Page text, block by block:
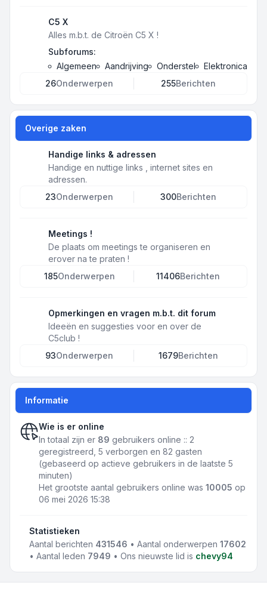
C5 X
Alles m.b.t. de Citroën C5 X !
Subforums:
Algemeen
Aandrijving Onderstel
Elektronica
26Onderwerpen 255Berichten
Overige zaken
Handige links & adressen
Handige en nuttige links , internet sites en
adressen.
23Onderwerpen 300Berichten
Meetings !
De plaats om meetings te organiseren en
erover na te praten !
185Onderwerpen 11406Berichten
Opmerkingen en vragen m.b.t. dit forum
Ideeën en suggesties voor en over de
C5club !
93Onderwerpen 1679Berichten
Informatie
Wie is er online
In totaal zijn er 89 gebruikers online :: 2
geregistreerd, 5 verborgen en 82 gasten
(gebaseerd op actieve gebruikers in de laatste 5
minuten)
Het grootste aantal gebruikers online was 10005 op
06 mei 2026 15:38
Statistieken
Aantal berichten 431546 • Aantal onderwerpen17602
• Aantal leden 7949 • Ons nieuwste lid is chevy94